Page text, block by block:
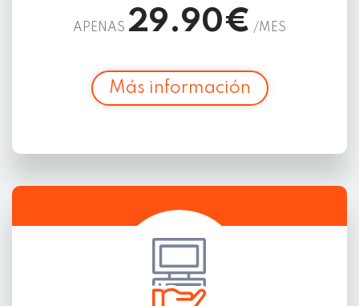
APENAS 29.90€ /MES
Más información